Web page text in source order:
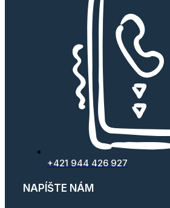
+421 944 426 927
NAPÍŠTE NÁM